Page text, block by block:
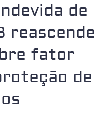
de
reascende
fator
de